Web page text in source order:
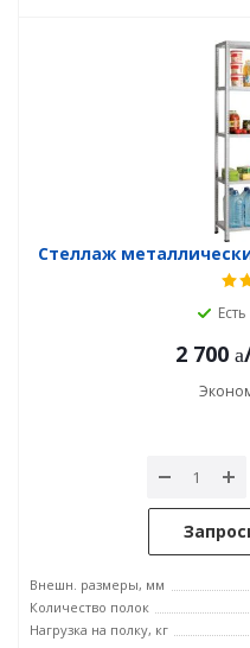
Стеллаж
2 700
Внешн. размеры, мм
Количество полок
Нагрузка на полку, кг